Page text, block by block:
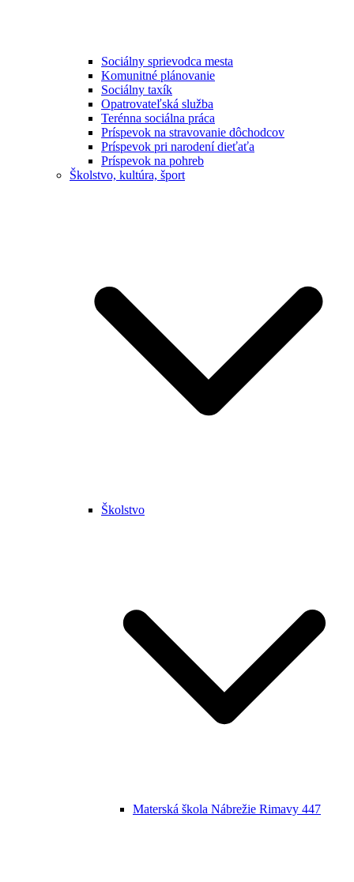
Sociálny sprievodca mesta
Komunitné plánovanie
Sociálny taxík
Opatrovateľská služba
Terénna sociálna práca
Príspevok na stravovanie dôchodcov
Príspevok pri narodení dieťaťa
Príspevok na pohreb
Školstvo, kultúra, šport
Školstvo
Materská škola Nábrežie Rimavy 447